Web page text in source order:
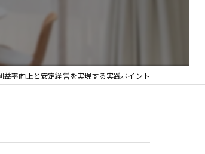
注文住宅
営業
率向上と安定経営を実現する実践ポイント